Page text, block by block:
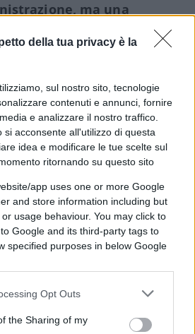
della tua privacy è la
sul nostro sito, tecnologie
contenuti e annunci, fornire
e analizzare il nostro traffico.
si acconsente all'utilizzo di questa
idea e modificare le tue scelte sul
ritornando su questo sito
app uses one or more Google
and store information including but
usage behaviour. You may click to
Google and its third-party tags to
specified purposes in below Google
Opt Outs
the Sharing of my
ma una
veloce nei giudizi, più forte
e più comprensibile persino ai
in buona fede deve poter
Ma chi paga le tasse deve
tranquillo, sapendo
a controllare come
soldi. Machiavelli,
capito anche questo.